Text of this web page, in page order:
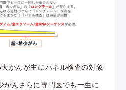
がんが主にパネル検査の対象
がんさらに専門医でも一生に